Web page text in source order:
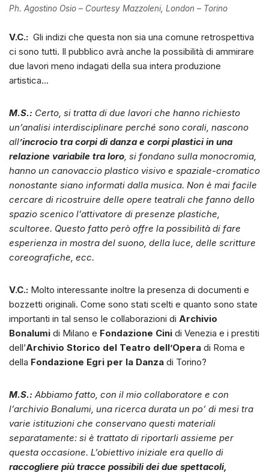
Ph. Agostino Osio – Courtesy Mazzoleni, London – Torino
V.C.: Gli indizi che questa non sia una comune retrospettiva
ci sono tutti. Il pubblico avrà anche la possibilità di ammirare
due lavori meno indagati della sua intera produzione
artistica…
M.S.: Certo, si tratta di due lavori che hanno richiesto
un’analisi interdisciplinare perché sono corali, nascono
all’incrocio tra corpi di danza e corpi plastici in una
relazione variabile tra loro, si fondano sulla monocromia,
hanno un canovaccio plastico visivo e spaziale-cromatico
nonostante siano informati dalla musica. Non è mai facile
cercare di ricostruire delle opere teatrali che fanno dello
spazio scenico l’attivatore di presenze plastiche,
scultoree. Questo fatto però offre la possibilità di fare
esperienza in mostra del suono, della luce, delle scritture
coreografiche, ecc.
V.C.: Molto interessante inoltre la presenza di documenti e
bozzetti originali. Come sono stati scelti e quanto sono state
importanti in tal senso le collaborazioni di Archivio
Bonalumi di Milano e Fondazione Cini di Venezia e i prestiti
dell’Archivio Storico del Teatro dell’Opera di Roma e
della Fondazione Egri per la Danza di Torino?
M.S.: Abbiamo fatto, con il mio collaboratore e con
l’archivio Bonalumi, una ricerca durata un po’ di mesi tra
varie istituzioni che conservano questi materiali
separatamente: si è trattato di riportarli assieme per
questa occasione. L’obiettivo iniziale era quello di
raccogliere più tracce possibili dei due spettacoli,